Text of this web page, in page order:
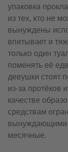
упаковка
из тех, кто не
вынуждены
впитывает и
только один
поменять её
девушки стоят
из-за протёков
качестве
средствам
вынуждающими
месячные.